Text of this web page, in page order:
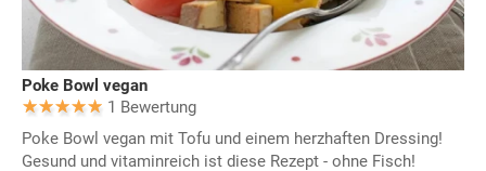
Poke Bowl vegan
1 Bewertung
Poke Bowl vegan mit Tofu und einem herzhaften Dressing!
Gesund und vitaminreich ist diese Rezept - ohne Fisch!